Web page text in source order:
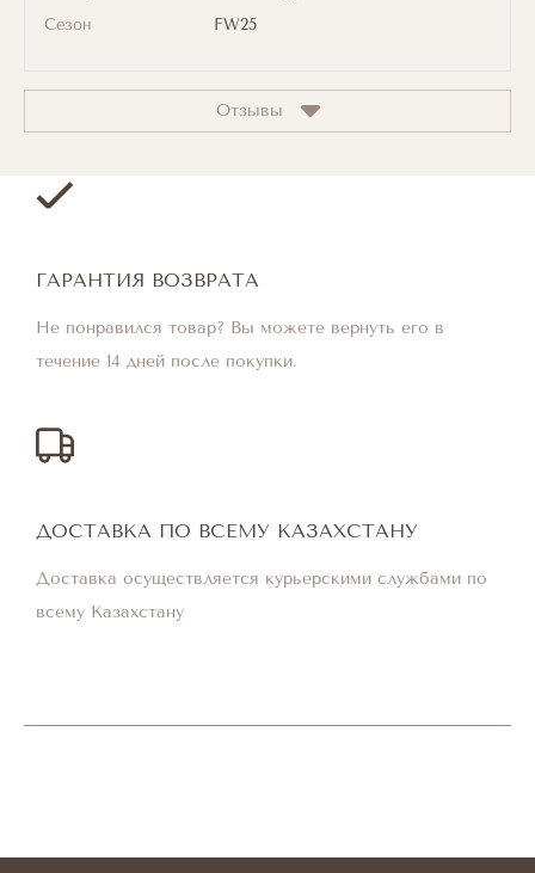
Сезон
FW25
Отзывы
ГАРАНТИЯ ВОЗВРАТА
Не понравился товар? Вы можете вернуть его в
течение 14 дней после покупки.
ДОСТАВКА ПО ВСЕМУ КАЗАХСТАНУ
Доставка осуществляется курьерскими службами по
всему Казахстану